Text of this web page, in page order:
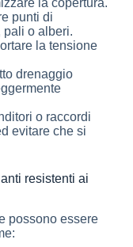
la copertura.
punti di
pali o alberi.
la tensione
drenaggio
o raccordi
evitare che si
resistenti ai
possono essere